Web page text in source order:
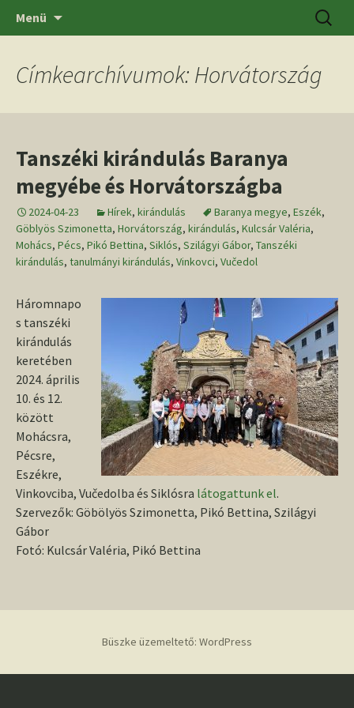
SZTE BTK Régészeti Tanszék
Menü
Címkearchívumok: Horvátország
Tanszéki kirándulás Baranya
megyébe és Horvátországba
2024-04-23 Hírek, kirándulás Baranya megye, Eszék,
Göblyös Szimonetta, Horvátország, kirándulás, Kulcsár Valéria,
Mohács, Pécs, Pikó Bettina, Siklós, Szilágyi Gábor, Tanszéki
kirándulás, tanulmányi kirándulás, Vinkovci, Vučedol
Háromnapo
s tanszéki
kirándulás
keretében
2024. április
10. és 12.
között
Mohácsra,
Pécsre,
Eszékre,
Vinkovciba, Vučedolba és Siklósra látogattunk el.
Szervezők: Göbölyös Szimonetta, Pikó Bettina, Szilágyi
Gábor
Fotó: Kulcsár Valéria, Pikó Bettina
Büszke üzemeltető: WordPress